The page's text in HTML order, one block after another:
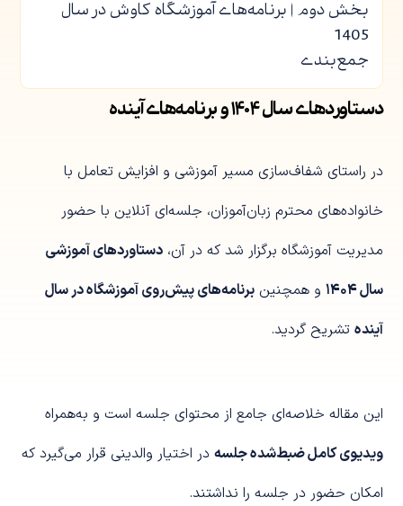
بخش دوم | برنامه‌های آموزشگاه کاوش در سال
1405
جمع‌بندی
دستاوردهای سال ۱۴۰۴ و برنامه‌های آینده
در راستای شفاف‌سازی مسیر آموزشی و افزایش تعامل با
خانواده‌های محترم زبان‌آموزان، جلسه‌ای آنلاین با حضور
مدیریت آموزشگاه برگزار شد که در آن، دستاوردهای آموزشی
سال ۱۴۰۴
و همچنین برنامه‌های پیش‌روی آموزشگاه در سال
آینده تشریح گردید.
این مقاله خلاصه‌ای جامع از محتوای جلسه است و به‌همراه
ویدیوی کامل ضبط‌شده جلسه در اختیار والدینی قرار می‌گیرد که
امکان حضور در جلسه را نداشتند.